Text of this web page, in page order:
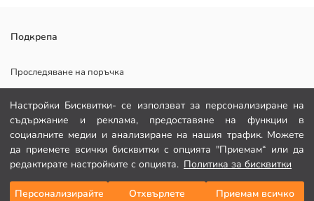
Настройки Бисквитки- се използват за персонализиране на
съдържание и реклама, предоставяне на функции в
социалните медии и анализиране на нашия трафик. Можете
да приемете всички бисквитки с опцията "Приемам“ или да
редактирате настройките с опцията. Политика за бисквитки
Персонализирайте
Отхвърлете
Приемам всичко
Добави в кошницата
100% памучна материя. Кръгло деколте, къс ръкав, изчистен
дизайн.
Основен Плат:
Държава на произход:
Продавач:
Марка:
Пол:
Подходящ:
Плат:
Подкрепа
Проследяване на поръчка
Формуляр за контакт
082 299 644
ПОМОЩ
Често задавани въпроси